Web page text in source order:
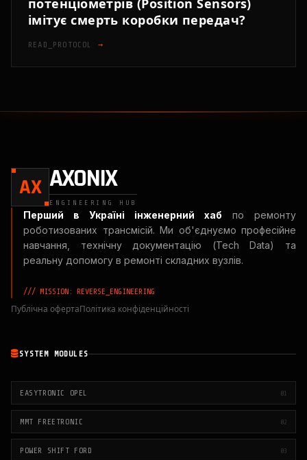
потенціометрів (Position Sensors)
імітує смерть коробки передач?
READ_PROTOCOL →
AX AXONIX
ENGINEERING HUB
Перший в Україні інженерний хаб по ремонту
роботизованих трансмісій. Ми об'єднуємо професійне
навчання, технічну документацію (Tech Data) та
реальну допомогу в ремонті складних вузлів.
/// MISSION: REVERSE_ENGINEERING
Публічна офертаПолітика конфіденційності
SYSTEM MODULES
EASYTRONIC OPEL 01
MMT FREETRONIC 02
POWER SHIFT FORD 03